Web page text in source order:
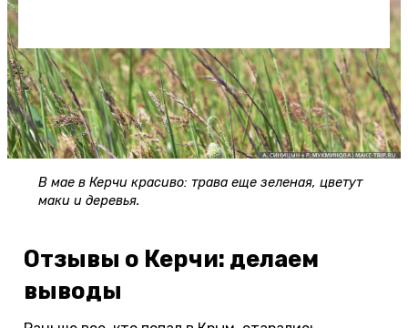
В мае в Керчи красиво: трава еще зеленая, цветут
маки и деревья.
Отзывы о Керчи: делаем
выводы